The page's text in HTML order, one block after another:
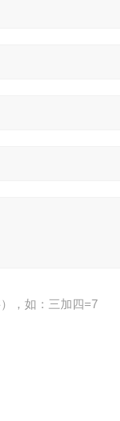
，如：三加四=7